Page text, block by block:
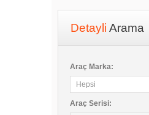
Detayli Arama
Araç Marka:
Araç Serisi: